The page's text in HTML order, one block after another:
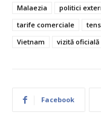
Malaezia
politici
tarife comerciale
Vietnam
vizită oficială
Facebook